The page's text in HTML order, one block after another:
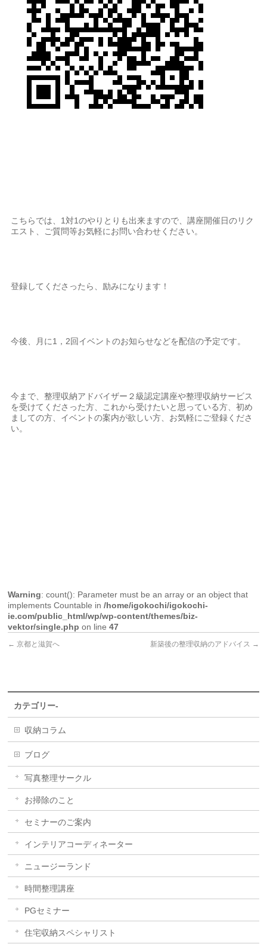
こちらでは、1対1のやりとりも出来ますので、講座開催日のリク
エスト、ご質問等お気軽にお問い合わせください。
登録してくださったら、励みになります！
今後、月に1，2回イベントのお知らせなどを配信の予定です。
今まで、整理収納アドバイザー２級認定講座や整理収納サービス
を受けてくださった方、これから受けたいと思っている方、初め
ましての方、イベントの案内が欲しい方、お気軽にご登録くださ
い。
Warning: count(): Parameter must be an array or an object that
implements Countable in/home/igokochi/igokochi-
ie.com/public_html/wp/wp-content/themes/biz-
vektor/single.php on line47
← 京都と滋賀へ 新築後の整理収納のアドバイス →
カテゴリー-
収納コラム
ブログ
写真整理サークル
お掃除のこと
セミナーのご案内
インテリアコーディネーター
ニュージーランド
時間整理講座
PGセミナー
住宅収納スペシャリスト